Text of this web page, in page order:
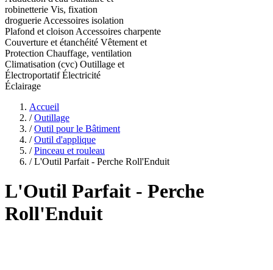
robinetterie Vis, fixation
droguerie Accessoires isolation
Plafond et cloison Accessoires charpente
Couverture et étanchéité Vêtement et
Protection Chauffage, ventilation
Climatisation (cvc) Outillage et
ÉlectroportatifÉlectricité
Éclairage
Accueil
/ Outillage
/ Outil pour le Bâtiment
/ Outil d'applique
/ Pinceau et rouleau
/ L'Outil Parfait - Perche Roll'Enduit
L'Outil Parfait - Perche
Roll'Enduit